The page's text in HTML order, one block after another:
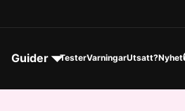
Guider TesterVarningarUtsatt?